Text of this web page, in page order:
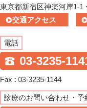
東京都新宿区神楽河岸1-1
交通アクセス
電話
03-3235-
Fax : 03-3235-1144
診療のお問い合わせ・予